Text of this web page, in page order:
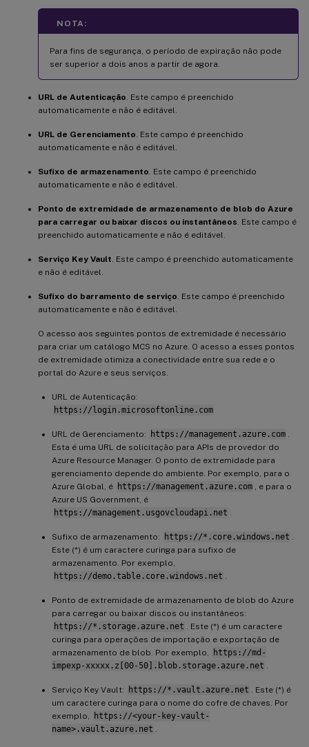
NOTA:
Para fins de segurança, o período de expiração não pode
ser superior a dois anos a partir de agora.
URL de Autenticação . Este campo é preenchido
automaticamente e não é editável.
URL de Gerenciamento . Este campo é preenchido
automaticamente e não é editável.
Sufixo de armazenamento . Este campo é preenchido
automaticamente e não é editável.
Ponto de extremidade de armazenamento de blob do Azure
para carregar ou baixar discos ou instantâneos . Este campo é
preenchido automaticamente e não é editável.
Serviço Key Vault . Este campo é preenchido automaticamente
e não é editável.
Sufixo do barramento de serviço . Este campo é preenchido
automaticamente e não é editável.
O acesso aos seguintes pontos de extremidade é necessário
para criar um catálogo MCS no Azure. O acesso a esses pontos
de extremidade otimiza a conectividade entre sua rede e o
portal do Azure e seus serviços.
URL de Autenticação:
https://login.microsoftonline.com
URL de Gerenciamento: https://management.azure.com
Esta é uma URL de solicitação para APIs de provedor do
Azure Resource Manager. O ponto de extremidade para
gerenciamento depende do ambiente. Por exemplo, para o
Azure Global, é https://management.azure.com
, e para o
Azure US Government, é
https://management.usgovcloudapi.net
Sufixo de armazenamento: https://*.core.windows.net
Este (*) é um caractere curinga para sufixo de
armazenamento. Por exemplo,
https://demo.table.core.windows.net
Ponto de extremidade de armazenamento de blob do Azure
para carregar ou baixar discos ou instantâneos:
https://*.storage.azure.net
. Este (*) é um caractere
curinga para operações de importação e exportação de
armazenamento de blob. Por exemplo,
https://md-
impexp-xxxxx.z[00-50].blob.storage.azure.net
Serviço Key Vault: https://*.vault.azure.net
. Este (*) é
um caractere curinga para o nome do cofre de chaves. Por
exemplo,
https://<your-key-vault-
name>.vault.azure.net